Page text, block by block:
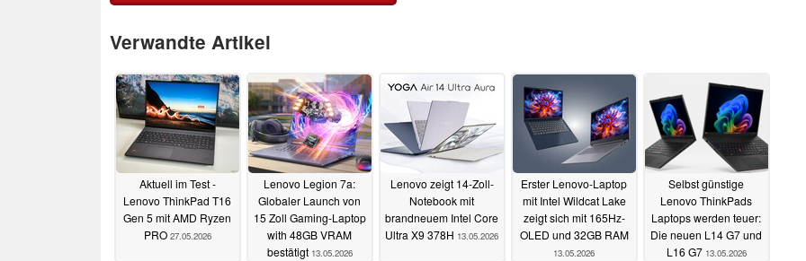
Verwandte Artikel
Aktuell im Test -
Lenovo ThinkPad T16
Gen 5 mit AMD Ryzen
PRO 27.05.2026
Lenovo Legion 7a:
Globaler Launch von
15 Zoll Gaming-Laptop
with 48GB VRAM
bestätigt 13.05.2026
Lenovo zeigt 14-Zoll-
Notebook mit
brandneuem Intel Core
Ultra X9 378H 13.05.2026
Erster Lenovo-Laptop
mit Intel Wildcat Lake
zeigt sich mit 165Hz-
OLED und 32GB RAM
13.05.2026
Selbst günstige
Lenovo ThinkPads
Laptops werden teuer:
Die neuen L14 G7 und
L16 G7 13.05.2026